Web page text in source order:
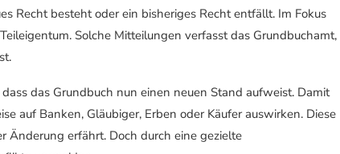
Recht besteht oder ein bisheriges Recht entfällt. Im Fokus
Solche Mitteilungen verfasst das Grundbuchamt,
das Grundbuch nun einen neuen Stand aufweist. Damit
auf Banken, Gläubiger, Erben oder Käufer auswirken. Diese
erfährt. Doch durch eine gezielte